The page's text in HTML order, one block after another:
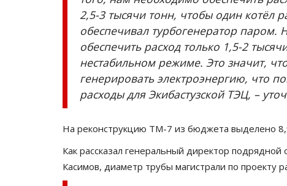
2,5-3 тысячи тонн, чтобы один котёл
обеспечивал турбогенератор
обеспечить расход только 1,5-2
нестабильном режиме. Это значит,
генерировать электроэнергию, что
расходы для Экибастузской ТЭЦ, –
На реконструкцию ТМ-7 из бюджета выделено
Как рассказал генеральный директор
Касимов, диаметр трубы магистрали по проекту